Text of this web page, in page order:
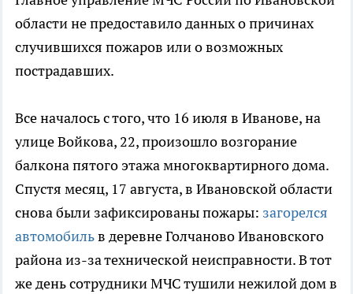
области не предоставило данных о причинах
случившихся пожаров или о возможных
пострадавших.
Все началось с того, что 16 июля в Иванове, на
улице Войкова, 22, произошло возгорание
балкона пятого этажа многоквартирного дома.
Спустя месяц, 17 августа, в Ивановской области
снова были зафиксированы пожары: загорелся
автомобильв деревне Голчаново Ивановского
района из-за технической неисправности. В тот
же день сотрудники МЧС тушили нежилой дом в